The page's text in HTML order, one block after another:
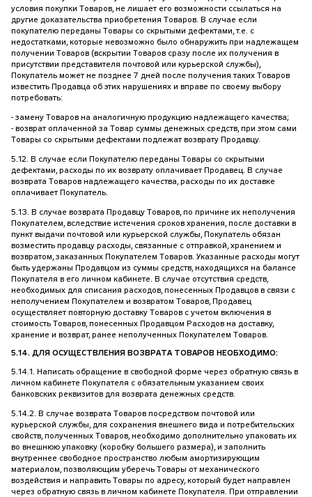
условия покупки Товаров, не лишает его возможности ссылаться на
другие доказательства приобретения Товаров. В случае если
покупателю переданы Товары со скрытыми дефектами, т.е. с
недостатками, которые невозможно было обнаружить при надлежащем
получении Товаров (вскрытии Товаров сразу после их получения в
присутствии представителя почтовой или курьерской службы),
Покупатель может не позднее 7 дней после получения таких Товаров
известить Продавца об этих нарушениях и вправе по своему выбору
потребовать:
- замену Товаров на аналогичную продукцию надлежащего качества;
- возврат оплаченной за Товар суммы денежных средств, при этом сами
Товары со скрытыми дефектами подлежат возврату Продавцу.
5.12. В случае если Покупателю переданы Товары со скрытыми
дефектами, расходы по их возврату оплачивает Продавец. В случае
возврата Товаров надлежащего качества, расходы по их доставке
оплачивает Покупатель.
5.13. В случае возврата Продавцу Товаров, по причине их неполучения
Покупателем, вследствие истечения сроков хранения, после доставки в
пункт выдачи почтовой или курьерской службы, Покупатель обязан
возместить продавцу расходы, связанные с отправкой, хранением и
возвратом, заказанных Покупателем Товаров. Указанные расходы могут
быть удержаны Продавцом из суммы средств, находящихся на балансе
Покупателя в его личном кабинете. В случае отсутствия средств,
необходимых для списания расходов, понесенных Продавцов в связи с
неполучением Покупателем и возвратом Товаров, Продавец
осуществляет повторную доставку Товаров с учетом включения в
стоимость Товаров, понесенных Продавцом Расходов на доставку,
хранение и возврат, ранее неполученных Покупателем Товаров.
5.14. ДЛЯ ОСУЩЕСТВЛЕНИЯ ВОЗВРАТА ТОВАРОВ НЕОБХОДИМО:
5.14.1. Написать обращение в свободной форме через обратную связь в
личном кабинете Покупателя с обязательным указанием своих
банковских реквизитов для возврата денежных средств.
5.14.2. В случае возврата Товаров посредством почтовой или
курьерской службы, для сохранения внешнего вида и потребительских
свойств, полученных Товаров, необходимо дополнительно упаковать их
во внешнюю упаковку (коробку большего размера), и заполнить
внутреннее свободное пространство любым амортизирующим
материалом, позволяющим уберечь Товары от механического
воздействия и направить Товары по адресу, который будет направлен
через обратную связь в личном кабинете Покупателя. При отправлении